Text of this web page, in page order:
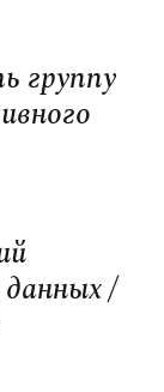
группу
/